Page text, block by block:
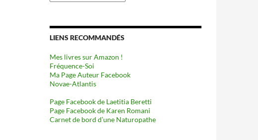
LIENS RECOMMANDÉS
Mes livres sur Amazon !
Fréquence-Soi
Ma Page Auteur Facebook
Novae-Atlantis
Page Facebook de Laetitia Beretti
Page Facebook de Karen Romani
Carnet de bord d’une Naturopathe